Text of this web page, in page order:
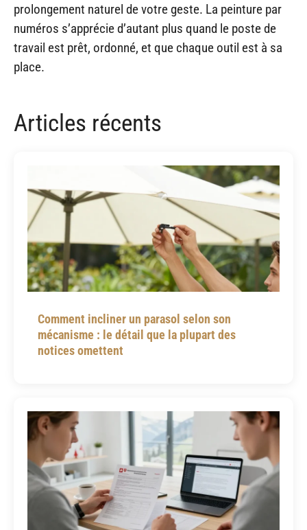
prolongement naturel de votre geste. La peinture par
numéros s’apprécie d’autant plus quand le poste de
travail est prêt, ordonné, et que chaque outil est à sa
place.
Articles récents
Comment incliner un parasol selon son
mécanisme : le détail que la plupart des
notices omettent